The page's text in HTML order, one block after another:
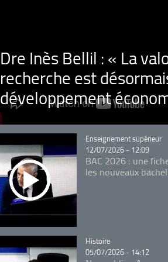
Dre Inès Bellil : « La
recherche est
développement
Catégorie
Enseignement supérieur
12/07/2026 - 12:09
BAC 2026 : une
les nouveaux
Catégorie
Histoire
05/07/2026 - 14:12